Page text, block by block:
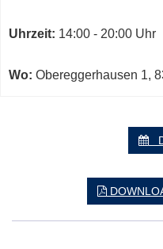
Kurs
Uhrzeit: 14:00 - 20:00 Uhr
Wo: Obereggerhausen 1,